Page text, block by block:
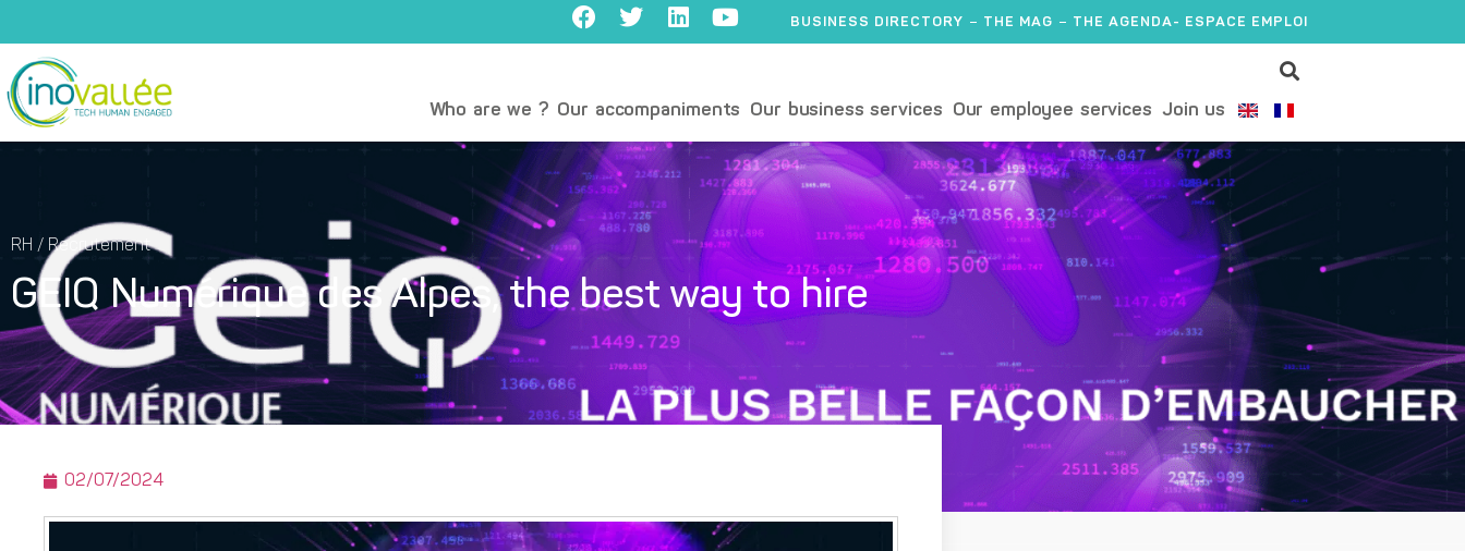
BUSINESS DIRECTORY THE MAG THE AGENDA- ESPACE EMPLOI
Who are we ? Our accompaniments Our business services Our employee services Join us
RH / Recrutement
GEIQ Numérique des Alpes, the best way to hire
02/07/2024